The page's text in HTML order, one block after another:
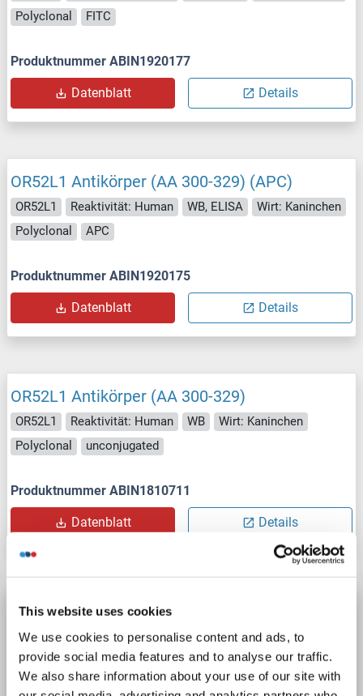
This website uses cookies
We use cookies to personalise content and ads, to
provide social media features and to analyse our traffic.
We also share information about your use of our site with
Polyclonal
FITC
Produktnummer ABIN1920177
Datenblatt Details
OR52L1 Antikörper (AA 300-329) (APC)
OR52L1 Reaktivität: Human WB, ELISA
Wirt: Kaninchen
Polyclonal
APC
Produktnummer ABIN1920175
Datenblatt Details
OR52L1 Antikörper (AA 300-329)
OR52L1 Reaktivität: Human WB
Wirt: Kaninchen
Polyclonal
unconjugated
Produktnummer ABIN1810711
Datenblatt Details
OR52L1 Antikörper (C-Term)
OR52L1 Reaktivität: Human WB, EIA
Wirt: Kaninchen
Polyclonal
unconjugated